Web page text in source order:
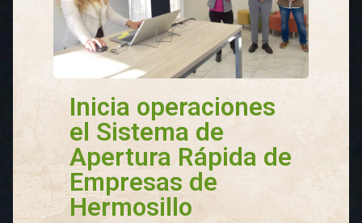
Inicia operaciones
el Sistema de
Apertura Rápida de
Empresas de
Hermosillo